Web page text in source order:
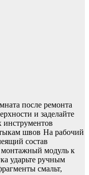
после ремонта
и заделайте
швов На рабочий
состав
монтажный модуль к
ударьте ручным
смальт,